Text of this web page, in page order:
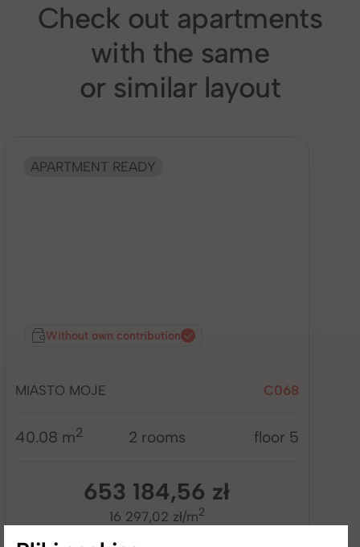
Check out apartments
with the same
or similar layout
APARTMENT READY
Without own contribution
MIASTO MOJE C068
40.08 m2 2 rooms floor 5
653 184,56 zł
16 297,02 zł/m2